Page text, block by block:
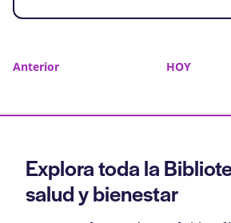
AnteriorEventos HOY
Explora toda la
salud y bienestar